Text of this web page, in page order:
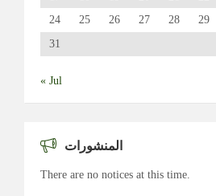
24
25 26 27 28 29
31
« Jul
المنشورات
There are no notices at this time.